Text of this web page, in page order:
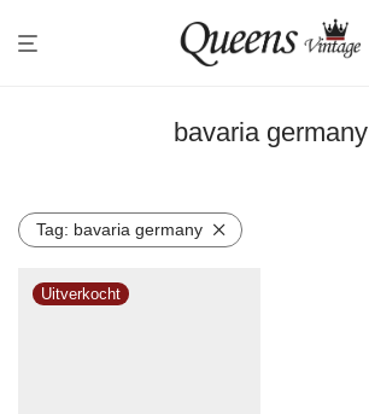
bavaria germany
Tag: bavaria germany